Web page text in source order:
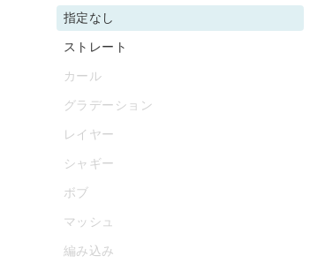
指定なし
ストレート
カール
グラデーション
レイヤー
シャギー
ボブ
マッシュ
編み込み